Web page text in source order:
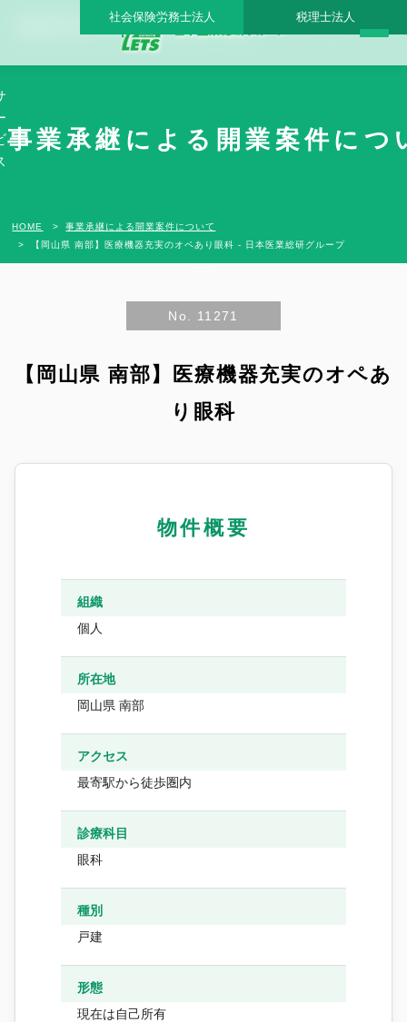
【岡山県 南部】医療機器充実のオペあり眼科 - 日本医業総研グループ |日本医業総研
社会保険労務士法人 税理士法人
事業承継による開業案件につ
HOME
事業承継による開業案件について
【岡山県 南部】医療機器充実のオペあり眼科 - 日本医業総研グループ
No. 11271
【岡山県 南部】医療機器充実のオペあ
り眼科
物件概要
組織
個人
所在地
岡山県 南部
アクセス
最寄駅から徒歩圏内
診療科目
眼科
種別
戸建
形態
現在は自己所有